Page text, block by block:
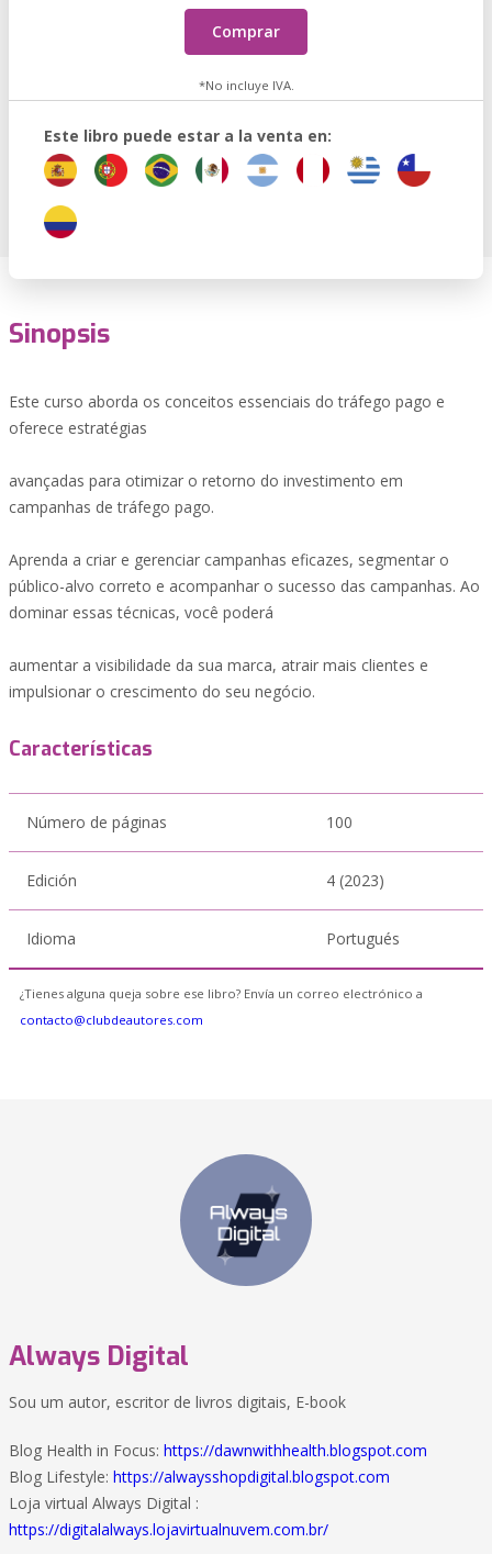
Comprar
*No incluye IVA.
Este libro puede estar a la venta en:
Sinopsis
Este curso aborda os conceitos essenciais do tráfego pago e
oferece estratégias
avançadas para otimizar o retorno do investimento em
campanhas de tráfego pago.
Aprenda a criar e gerenciar campanhas eficazes, segmentar o
público-alvo correto e acompanhar o sucesso das campanhas. Ao
dominar essas técnicas, você poderá
aumentar a visibilidade da sua marca, atrair mais clientes e
impulsionar o crescimento do seu negócio.
Características
Número de páginas 100
Edición 4 (2023)
Idioma Portugués
¿Tienes alguna queja sobre ese libro? Envía un correo electrónico a
contacto@clubdeautores.com
Always Digital
Sou um autor, escritor de livros digitais, E-book
Blog Health in Focus: https://dawnwithhealth.blogspot.com
Blog Lifestyle: https://alwaysshopdigital.blogspot.com
Loja virtual Always Digital :
https://digitalalways.lojavirtualnuvem.com.br/